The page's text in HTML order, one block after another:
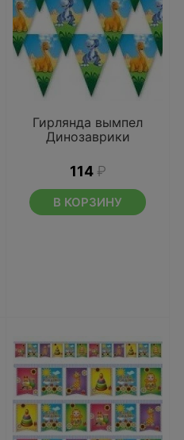
Гирлянда вымпел
Динозаврики
114 ₽
В КОРЗИНУ